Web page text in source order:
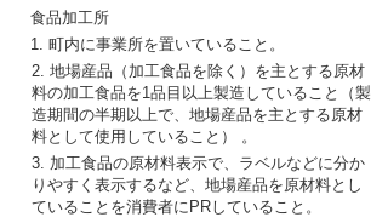
食品加工所
1. 町内に事業所を置いていること。
2. 地場産品 （ 加工食品を除 く）を主 とする原材
料の加工食品を1品目以上製造 していること （製
造期間の半期以上で、 地場産品を主 とする原材
料として使用 していること）
。
3. 加工食品の原材料表示で、ラベルなどに分か
りやすく 表示するなど、 地場産品を原材料とし
ていることを消費者にP Rしていること。